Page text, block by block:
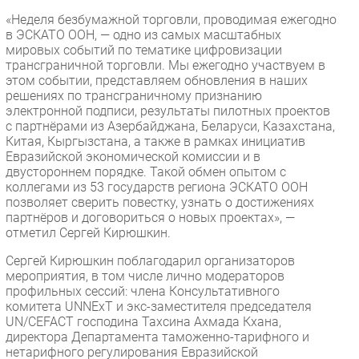
«Неделя безбумажной торговли, проводимая ежегодно
в ЭСКАТО ООН, — одно из самых масштабных
мировых событий по тематике цифровизации
трансграничной торговли. Мы ежегодно участвуем в
этом событии, представляем обновления в наших
решениях по трансграничному признанию
электронной подписи, результаты пилотных проектов
с партнёрами из Азербайджана, Беларуси, Казахстана,
Китая, Кыргызстана, а также в рамках инициатив
Евразийской экономической комиссии и в
двустороннем порядке. Такой обмен опытом с
коллегами из 53 государств региона ЭСКАТО ООН
позволяет сверить повестку, узнать о достижениях
партнёров и договориться о новых проектах», —
отметил Сергей Кирюшкин.
Сергей Кирюшкин поблагодарил организаторов
мероприятия, в том числе лично модераторов
профильных сессий: члена Консультативного
комитета UNNExT и экс-заместителя председателя
UN/CEFACT господина Тахсина Ахмада Кхана,
директора Департамента таможенно-тарифного и
нетарифного регулирования Евразийской